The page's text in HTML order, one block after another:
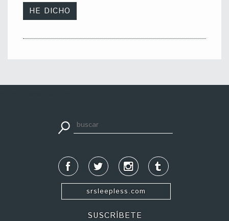
srsleepless.com
SUSCRÍBETE